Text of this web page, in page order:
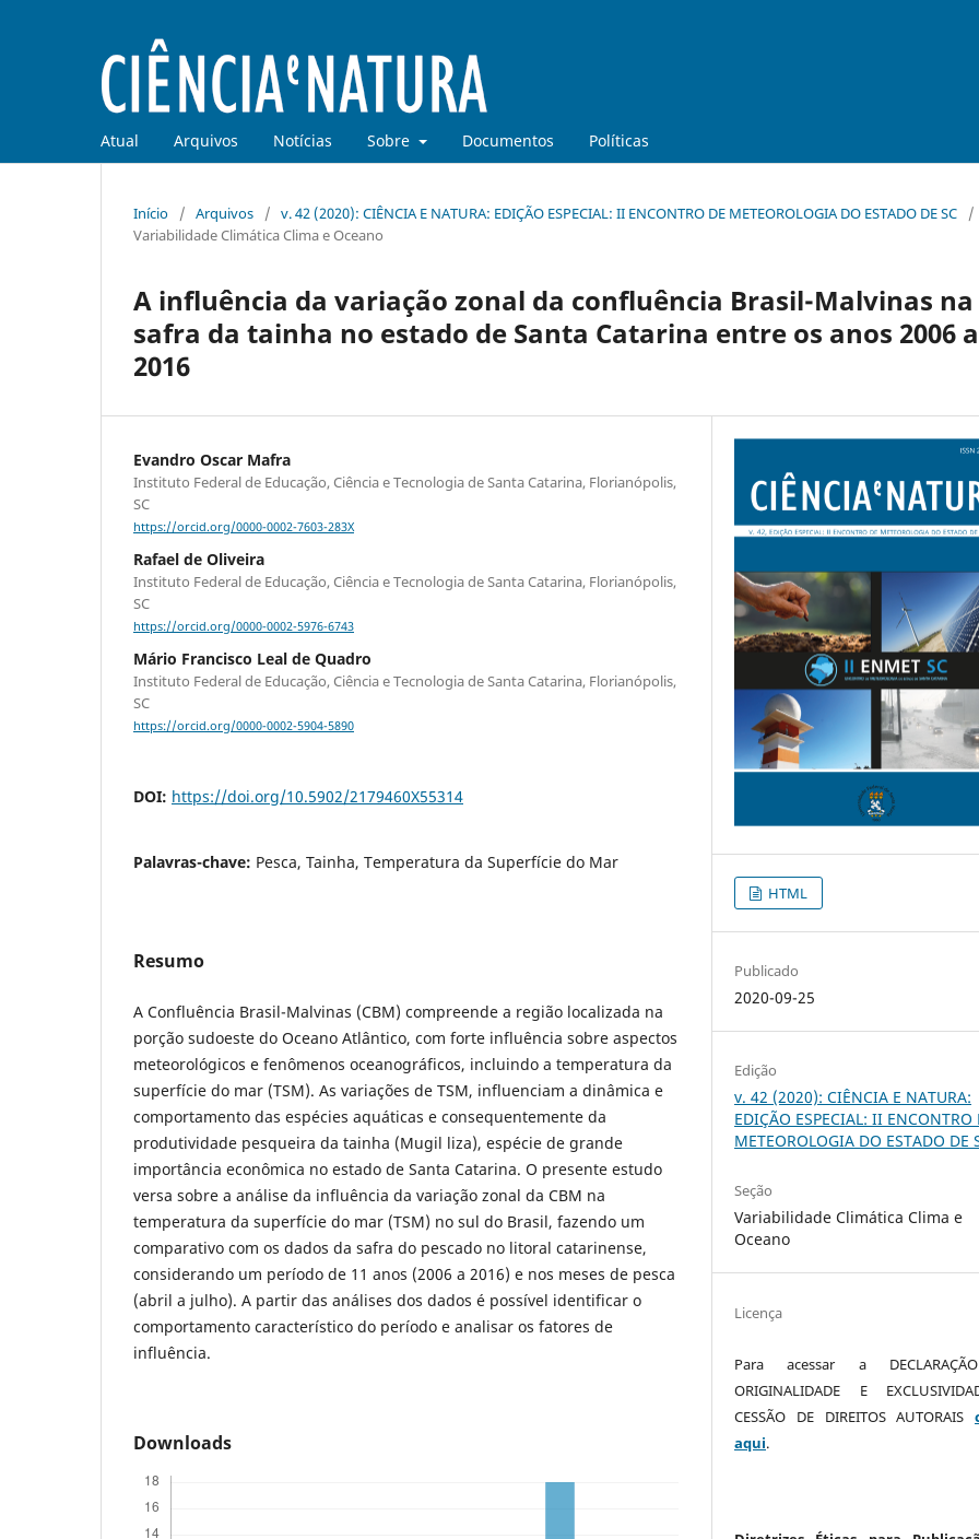
Atual Arquivos Notícias Sobre Documentos Políticas
Início / Arquivos / v. 42 (2020): CIÊNCIA E NATURA: EDIÇÃO ESPECIAL: II ENCONTRO DE METEOROLOGIA DO ESTADO DE SC
/
Variabilidade Climática Clima e Oceano
A influência da variação zonal da confluência Brasil-Malvinas na
safra da tainha no estado de Santa Catarina entre os anos 2006 a
2016
Evandro Oscar Mafra
Instituto Federal de Educação, Ciência e Tecnologia de Santa Catarina, Florianópolis,
SC
https://orcid.org/0000-0002-7603-283X
Rafael de Oliveira
Instituto Federal de Educação, Ciência e Tecnologia de Santa Catarina, Florianópolis,
SC
https://orcid.org/0000-0002-5976-6743
Mário Francisco Leal de Quadro
Instituto Federal de Educação, Ciência e Tecnologia de Santa Catarina, Florianópolis,
SC
https://orcid.org/0000-0002-5904-5890
DOI: https://doi.org/10.5902/2179460X55314
Palavras-chave: Pesca, Tainha, Temperatura da Superfície do Mar
Resumo
A Confluência Brasil-Malvinas (CBM) compreende a região localizada na
porção sudoeste do Oceano Atlântico, com forte influência sobre aspectos
meteorológicos e fenômenos oceanográficos, incluindo a temperatura da
superfície do mar (TSM). As variações de TSM, influenciam a dinâmica e
comportamento das espécies aquáticas e consequentemente da
produtividade pesqueira da tainha (Mugil liza), espécie de grande
importância econômica no estado de Santa Catarina. O presente estudo
versa sobre a análise da influência da variação zonal da CBM na
temperatura da superfície do mar (TSM) no sul do Brasil, fazendo um
comparativo com os dados da safra do pescado no litoral catarinense,
considerando um período de 11 anos (2006 a 2016) e nos meses de pesca
(abril a julho). A partir das análises dos dados é possível identificar o
comportamento característico do período e analisar os fatores de
influência.
Downloads
HTML
Publicado
2020-09-25
Edição
v. 42 (2020): CIÊNCIA E NATURA:
EDIÇÃO ESPECIAL: II ENCONTRO
METEOROLOGIA DO ESTADO DE
Seção
Variabilidade Climática Clima e
Oceano
Licença
Para acessar a
ORIGINALIDADE E
CESSÃO DE DIREITOS AUTORAIS
aqui.